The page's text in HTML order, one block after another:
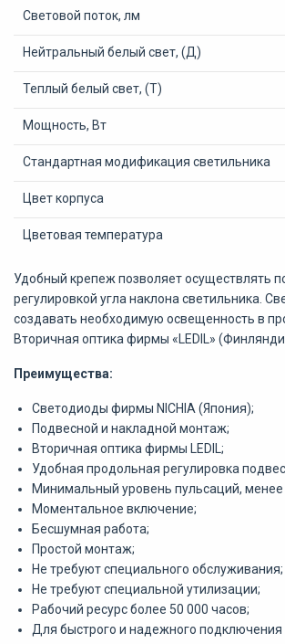
Световой поток, лм
Нейтральный белый свет, (Д)
Теплый белый свет, (Т)
Мощность, Вт
Стандартная модификация светильника
Цвет корпуса
Цветовая температура
Удобный крепеж позволяет осуществлять
регулировкой угла наклона светильника.
создавать необходимую освещенность в
Вторичная оптика фирмы «LEDIL»
Преимущества:
Светодиоды фирмы NICHIA (Япония);
Подвесной и накладной монтаж;
Вторичная оптика фирмы LEDIL;
Удобная продольная регулировка
Минимальный уровень пульсаций, менее
Моментальное включение;
Бесшумная работа;
Простой монтаж;
Не требуют специального обслуживания;
Не требуют специальной утилизации;
Рабочий ресурс более 50 000 часов;
Для быстрого и надежного подключения